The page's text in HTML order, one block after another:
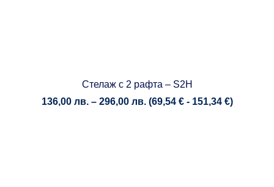
Стелаж с 2 рафта – S2H
136,00 лв. – 296,00 лв. Price
(69,54 €- 151,34 €)